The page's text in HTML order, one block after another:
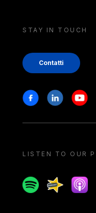
STAY IN TOUCH
Contatti
Stay in touch
FacebookLinkedin
LISTEN TO OUR
SpotifySpreaker
Apple